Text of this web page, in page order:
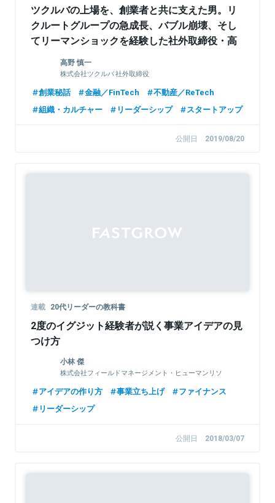
ツクルバの上場を、創業者と共に支えた男。リ
クルートグループの急成長、バブル崩壊、そし
てリーマンショックを経験した社外取締役・高
高野 慎一
株式会社ツクルバ 社外取締役
創業秘話 金融／FinTech
不動産／ReTech
組織・カルチャー
リーダーシップ スタートアップ
公開日 2019/08/20
連載 20代リーダーの教科書
2度のイグジット経験者が説く事業アイデアの見
つけ方
小林 傑
株式会社フィールドマネージメント・ヒューマンリソ
アイデアの作り方 事業立ち上げ
ファイナンス
リーダーシップ
公開日 2018/03/07